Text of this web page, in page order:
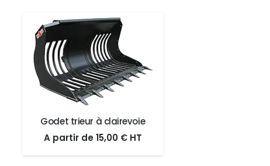
Godet trieur à clairevoie
A partir de Le
prix
15,00 €Le
prix
HT